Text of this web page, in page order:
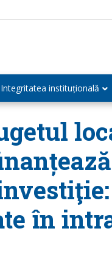
Integritatea instituțională
în